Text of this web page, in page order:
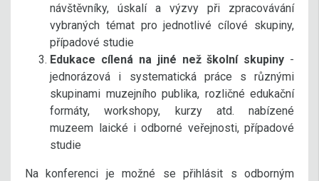
návštěvníky, úskalí a výzvy při zpracovávání
vybraných témat pro jednotlivé cílové skupiny,
případové studie
Edukace cílená na jiné než školní skupiny -
jednorázová i systematická práce s různými
skupinami muzejního publika, rozličné edukační
formáty, workshopy, kurzy atd. nabízené
muzeem laické i odborné veřejnosti, případové
studie
Na konferenci je možné se přihlásit s odborným